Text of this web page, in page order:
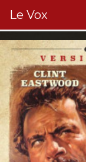
Le Vox